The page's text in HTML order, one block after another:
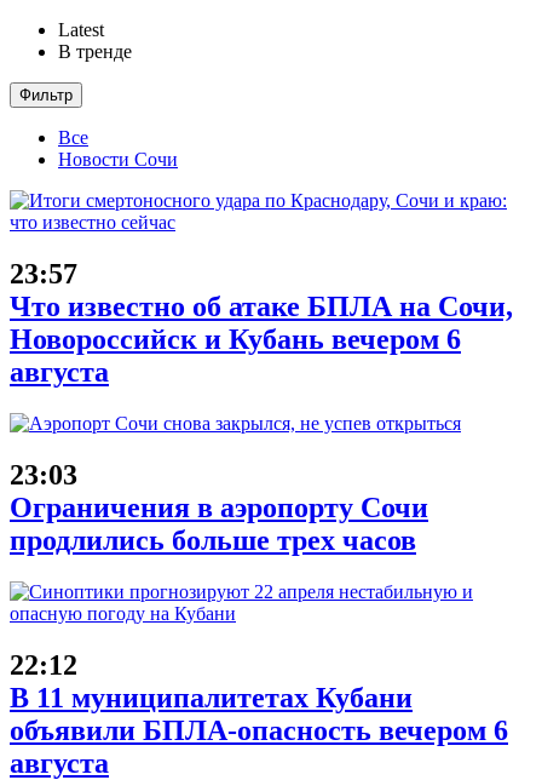
Latest
В тренде
Фильтр
Все
Новости Сочи
23:57
Что известно об атаке БПЛА на Сочи,
Новороссийск и Кубань вечером 6
августа
23:03
Ограничения в аэропорту Сочи
продлились больше трех часов
22:12
В 11 муниципалитетах Кубани
объявили БПЛА-опасность вечером 6
августа